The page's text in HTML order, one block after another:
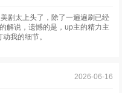
剧太上头了，除了一遍遍刷已经
解说，遗憾的是，up主的精力主
我的细节。
2026-06-16